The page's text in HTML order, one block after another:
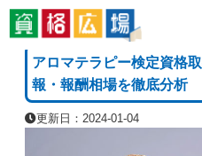
資格広場≫ 健康・ボディケア系 アロ
[PR]
アロマテラピー検定資格
報・報酬相場を徹底分析
更新日：2024-01-04